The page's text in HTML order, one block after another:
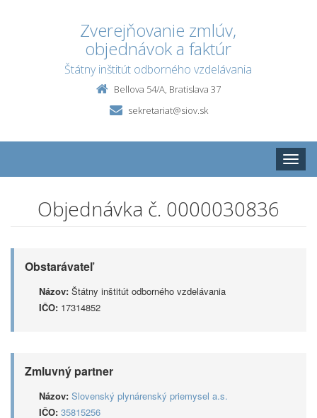
Zverejňovanie zmlúv,
objednávok a faktúr
Štátny inštitút odborného vzdelávania
Bellova 54/A, Bratislava 37
sekretariat@siov.sk
Toggle
Objednávka č. 0000030836
Obstarávateľ
Názov: Štátny inštitút odborného vzdelávania
IČO: 17314852
Zmluvný partner
Názov: Slovenský plynárenský priemysel a.s.
IČO: 35815256